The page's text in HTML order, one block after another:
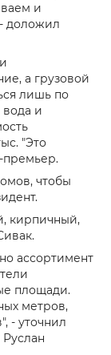
и
доложил
а грузовой
лишь по
и
"Это
премьер.
чтобы
кирпичный,
ассортимент
площади.
метров,
- уточнил